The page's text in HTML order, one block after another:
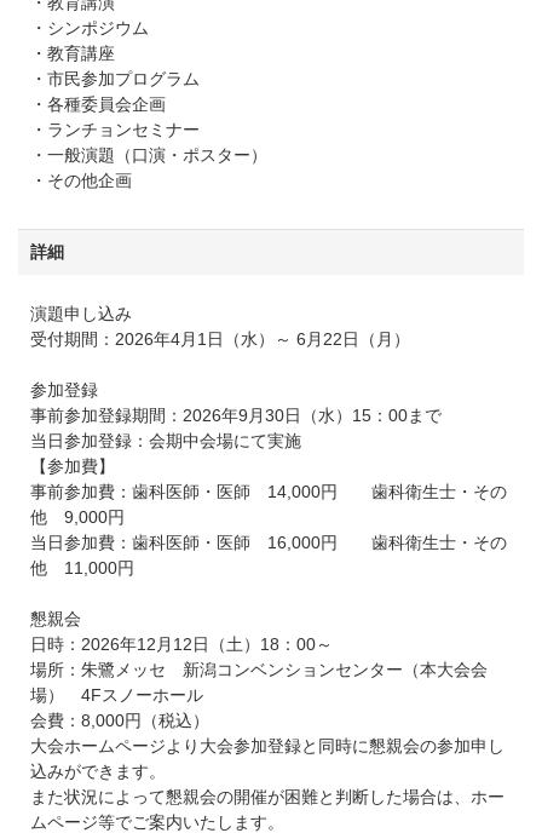
・シンポジウム
・教育講座
・市民参加プログラム
・各種委員会企画
・ランチョンセミナー
・一般演題（口演・ポスター）
・その他企画
詳細
演題申し込み
受付期間：2026年4月1日（水）～ 6月22日（月）
参加登録
事前参加登録期間：2026年9月30日（水）15：00まで
当日参加登録：会期中会場にて実施
【参加費】
事前参加費：歯科医師・医師 14,000円 歯科衛生士・その
他 9,000円
当日参加費：歯科医師・医師 16,000円 歯科衛生士・その
他 11,000円
懇親会
日時：2026年12月12日（土）18：00～
場所：朱鷺メッセ 新潟コンベンションセンター（本大会会
場） 4Fスノーホール
会費：8,000円（税込）
大会ホームページより大会参加登録と同時に懇親会の参加申し
込みができます。
また状況によって懇親会の開催が困難と判断した場合は、ホー
ムページ等でご案内いたします。